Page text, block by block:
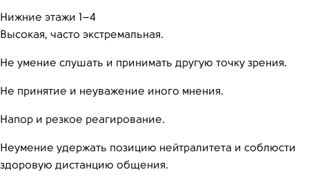
Нижние этажи 1–4
Высокая, часто экстремальная.
Не умение слушать и принимать другую точку зрения.
Не принятие и неуважение иного мнения.
Напор и резкое реагирование.
Неумение удержать позицию нейтралитета и соблюсти
здоровую дистанцию общения.